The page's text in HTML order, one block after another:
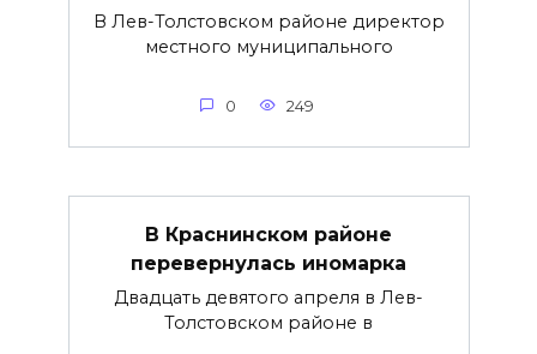
В Лев-Толстовском районе директор
местного муниципального
0 249
В Краснинском районе
перевернулась иномарка
Двадцать девятого апреля в Лев-
Толстовском районе в